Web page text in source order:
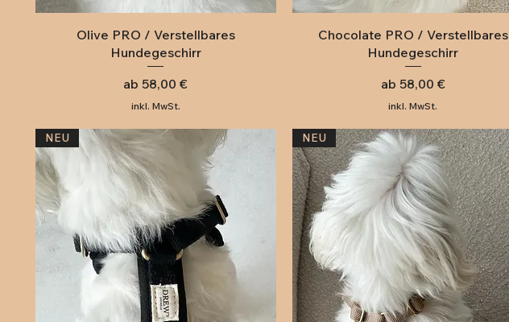
Schnellansicht
Olive PRO / Verstellbares
Hundegeschirr
ab 58,00 €
Sale-Preis
inkl. MwSt.
Schnellansicht
Chocolate PRO / Verstellbares
Hundegeschirr
ab 58,00 €
Sale-Preis
inkl. MwSt.
NEU NEU